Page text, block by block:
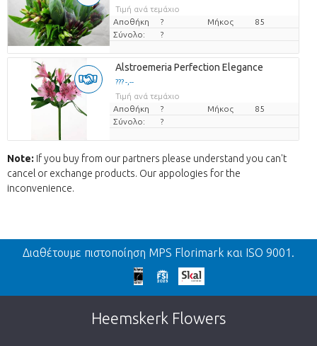
Τιμή ανά τεμάχιο
Αποθήκη
? Μήκος
85
Σύνολο:
?
Alstroemeria Perfection Elegance
??? -,--
Τιμή ανά τεμάχιο
Αποθήκη
? Μήκος
85
Σύνολο:
?
Note: If you buy from our partners please understand you can't
cancel or exchange products. Our appologies for the
inconvenience.
Πίσω
We're sorry
This page does not exist. Click on the
button below to return to the shop.
Διαθέτουμε πιστοποίηση MPS Florimark και ISO 9001.
Heemskerk Flowers